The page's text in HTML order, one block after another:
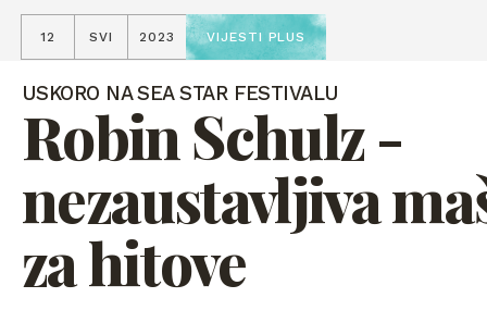
12 SVI 2023 VIJESTI PLUS
USKORO NA SEA STAR FESTIVALU
Robin Schulz -
nezaustavljiva
za hitove